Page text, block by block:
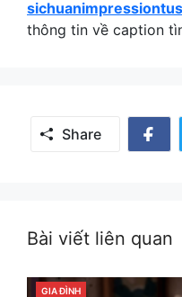
thông tin về caption
Share
Bài viết liên quan
CATEGORIES
GIA ĐÌNH